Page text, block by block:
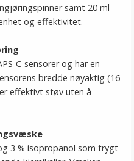
samt 20 ml
og effektivitet.
C-sensorer og har en
bredde nøyaktig (16
effektivt støv uten å
3 % isopropanol som trygt